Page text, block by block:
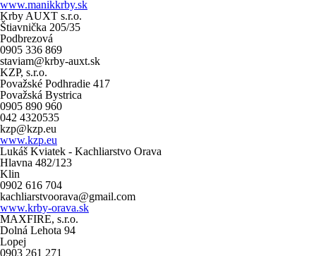
www.manikkrby.sk
Krby AUXT s.r.o.
Štiavnička 205/35
Podbrezová
0905 336 869
staviam@krby-auxt.sk
KZP, s.r.o.
Považské Podhradie 417
Považská Bystrica
0905 890 960
042 4320535
kzp@kzp.eu
www.kzp.eu
Lukáš Kviatek - Kachliarstvo Orava
Hlavna 482/123
Klin
0902 616 704
kachliarstvoorava@gmail.com
www.krby-orava.sk
MAXFIRE, s.r.o.
Dolná Lehota 94
Lopej
0903 261 271